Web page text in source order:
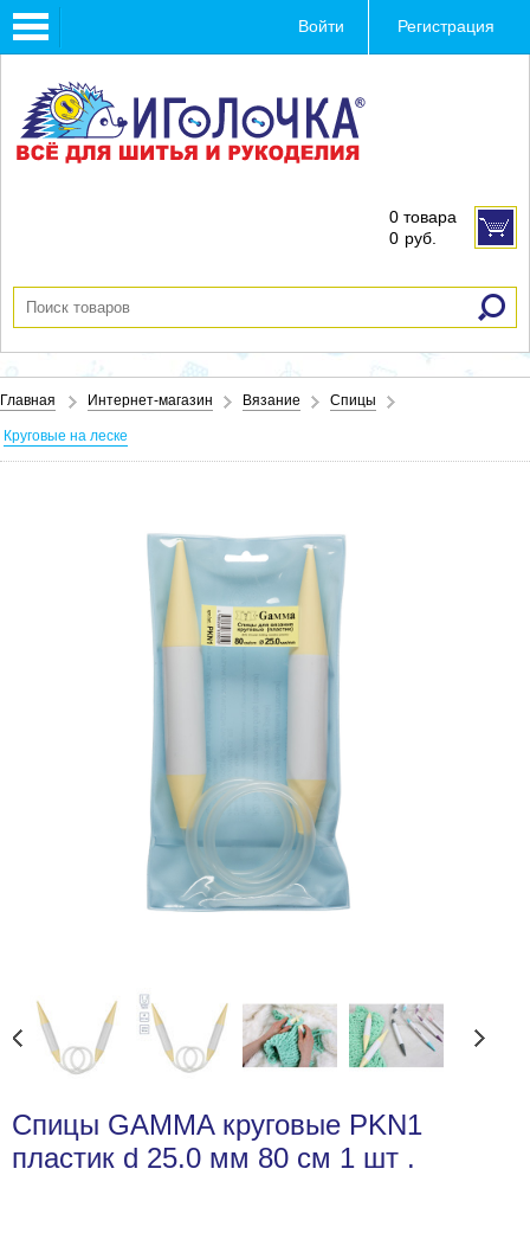
Toggle
navigation
Войти Регистрация
0 товара
0 руб.
Главная Интернет-магазин Вязание Спицы
Круговые на леске
Спицы GAMMA круговые PKN1
пластик d 25.0 мм 80 см 1 шт .